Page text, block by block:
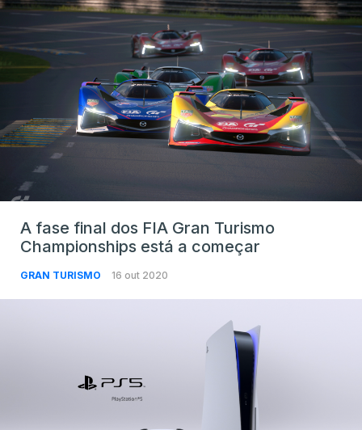
A fase final dos FIA Gran Turismo
Championships está a começar
GRAN TURISMO 16 out 2020